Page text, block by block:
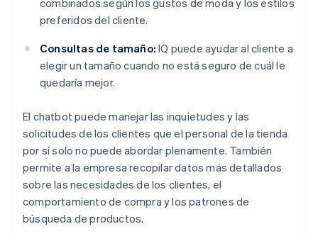
combinados según los gustos de moda y los estilos
preferidos del cliente.
Consultas de tamaño: IQ puede ayudar al cliente a
elegir un tamaño cuando no está seguro de cuál le
quedaría mejor.
El chatbot puede manejar las inquietudes y las
solicitudes de los clientes que el personal de la tienda
por sí solo no puede abordar plenamente. También
permite a la empresa recopilar datos más detallados
sobre las necesidades de los clientes, el
comportamiento de compra y los patrones de
búsqueda de productos.